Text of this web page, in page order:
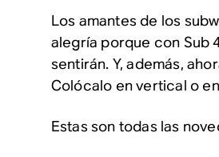
Los amantes de los
alegría porque con Sub
sentirán. Y, además,
Colócalo en vertical o
Estas son todas las